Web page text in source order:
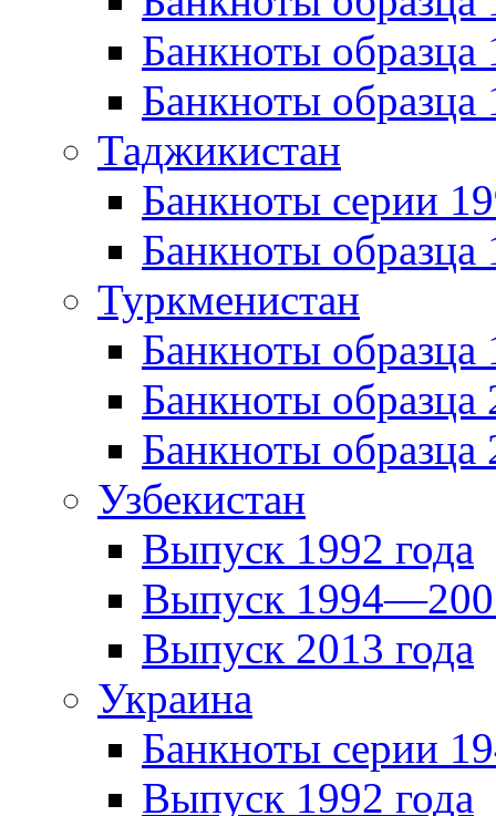
Банкноты образца
Банкноты образца
Таджикистан
Банкноты серии
Банкноты образца
Туркменистан
Банкноты
Банкноты образца
Банкноты образца
Узбекистан
Выпуск 1992 года
Выпуск
Выпуск 2013 года
Украина
Банкноты серии
Выпуск 1992 года